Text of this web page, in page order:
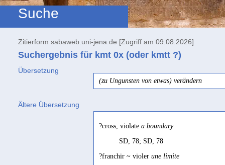
Suche
Zitierform sabaweb.uni-jena.de [Zugriff am 09.08.2026]
Suchergebnis für kmt 0x (oder kmtt ?)
Übersetzung
(zu Ungunsten von etwas) verändern
Ältere Übersetzung
?cross, violate a boundary
SD, 78; SD, 78
?franchir ~ violer une limite